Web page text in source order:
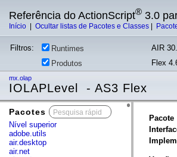
Referência do ActionScript® 3.0
Início Ocultar listas de Pacotes e Classes
Filtros: Runtimes
AIR
Produtos
Flex
mx.olap
IOLAPLevel - AS3 Flex
Pacotes
Nível superior
adobe.utils
air.desktop
air.net
Pacote